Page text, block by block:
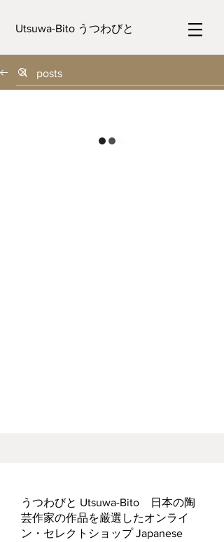
Utsuwa-Bito うつわびと
うつわびと Utsuwa-Bito 日本の陶
芸作家の作品を厳選したオンライ
ン・セレクトショップ Japanese